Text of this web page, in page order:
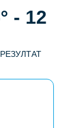
- 12